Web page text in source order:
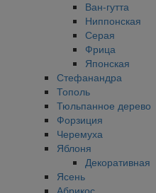
Ван-гутта
Ниппонская
Серая
Фрица
Японская
Стефанандра
Тополь
Тюльпанное дерево
Форзиция
Черемуха
Яблоня
Декоративная
Ясень
Абрикос